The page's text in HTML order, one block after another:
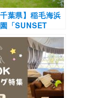
千葉県】稲⽑海浜
「SUNSET
PARK DOG
INAGE」内
ッグランプレオ
ン！サイズ別の
グランやフォト
ットエリアも